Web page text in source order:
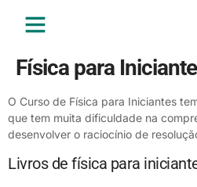
Física para
O Curso de Física para Iniciantes
que tem muita dificuldade na
desenvolver o raciocínio de
Livros de física para